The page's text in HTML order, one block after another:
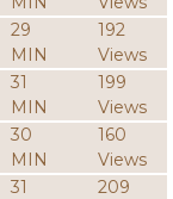
29
MIN
192
Views
31
MIN
199
Views
30
MIN
160
Views
31
209